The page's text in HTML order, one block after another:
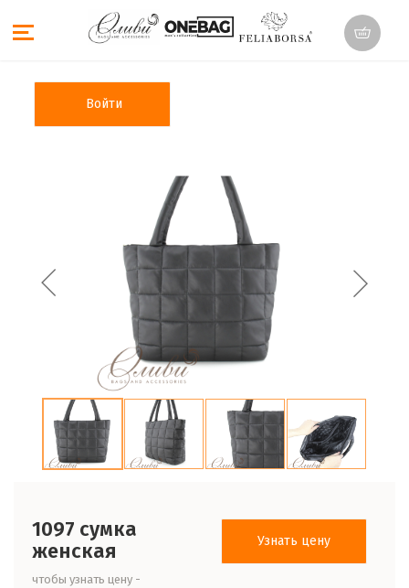
Войти
1097 сумка
женская
чтобы узнать цену -
Узнать цену